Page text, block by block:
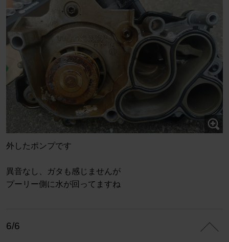
外したポンプです
異音なし、ガタも感じませんが
プーリー側に水が回ってますね
6/6